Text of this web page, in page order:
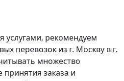
услугами, рекомендуем
перевозок из г. Москву в г.
множество
заказа и